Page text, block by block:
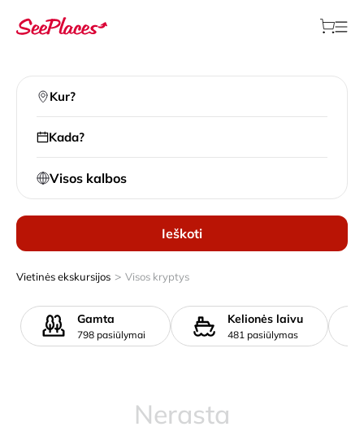
Kur?
Kada?
Visos kalbos
Ieškoti
Vietinės ekskursijos > Visos kryptys
Gamta
798 pasiūlymai
Kelionės laivu
481 pasiūlymas
Nerasta